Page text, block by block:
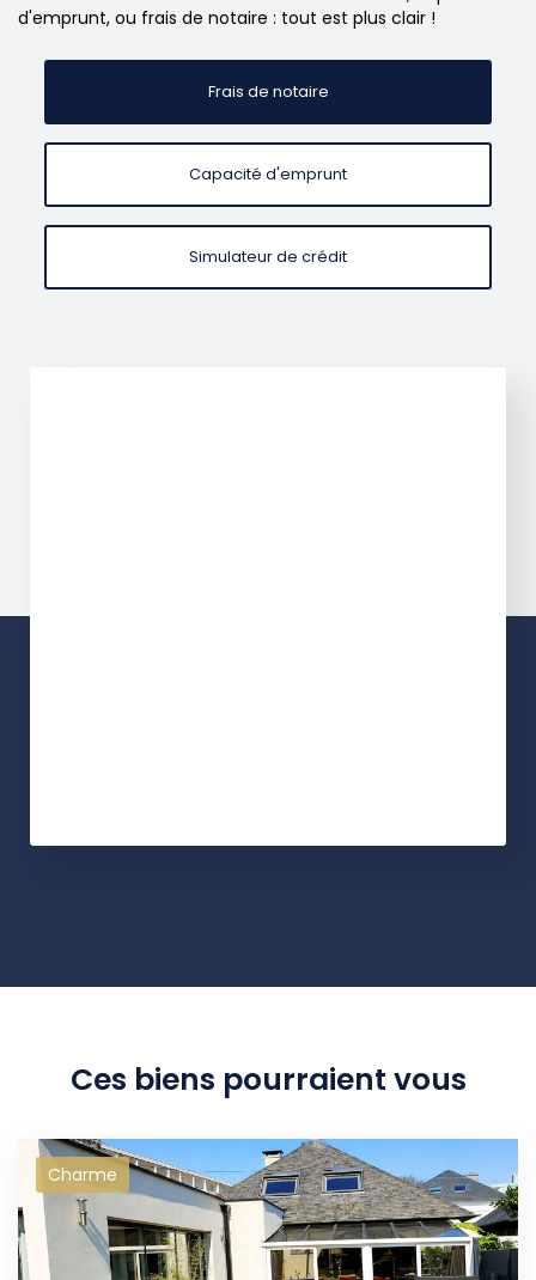
d'emprunt, ou frais de notaire : tout est plus clair !
Frais de notaire
Capacité d'emprunt
Simulateur de crédit
Ces biens pourraient vous
intéresser
Charme